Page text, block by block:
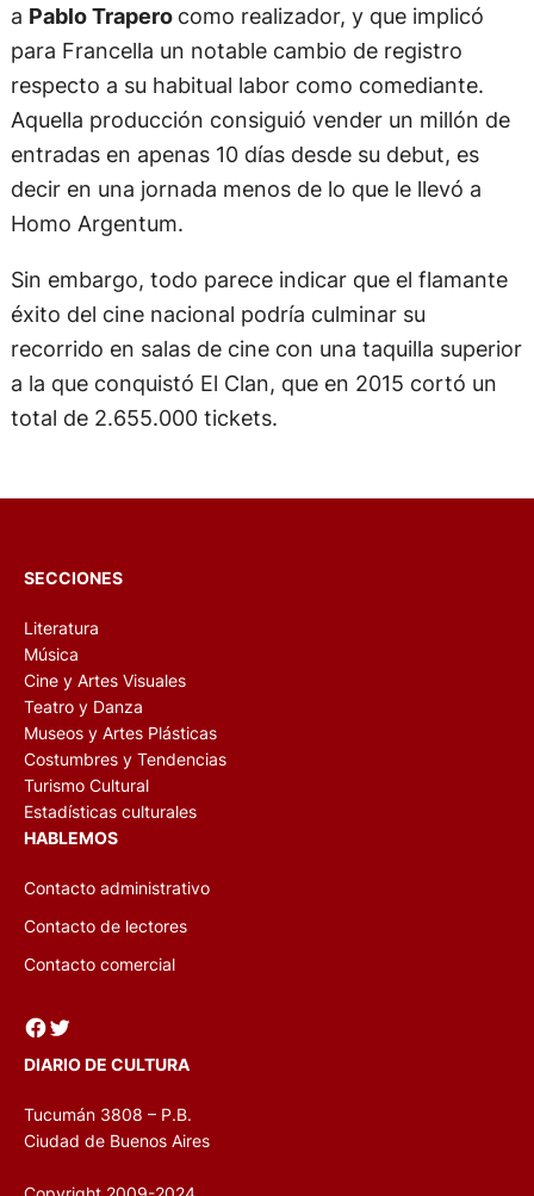
a Pablo Trapero como realizador, y que implicó
para Francella un notable cambio de registro
respecto a su habitual labor como comediante.
Aquella producción consiguió vender un millón de
entradas en apenas 10 días desde su debut, es
decir en una jornada menos de lo que le llevó a
Homo Argentum.
Sin embargo, todo parece indicar que el flamante
éxito del cine nacional podría culminar su
recorrido en salas de cine con una taquilla superior
a la que conquistó El Clan, que en 2015 cortó un
total de 2.655.000 tickets.
SECCIONES
Literatura
Música
Cine y Artes Visuales
Teatro y Danza
Museos y Artes Plásticas
Costumbres y Tendencias
Turismo Cultural
Estadísticas culturales
HABLEMOS
Contacto administrativo
Contacto de lectores
Contacto comercial
Facebook Twitter
DIARIO DE CULTURA
Tucumán 3808 – P.B.
Ciudad de Buenos Aires